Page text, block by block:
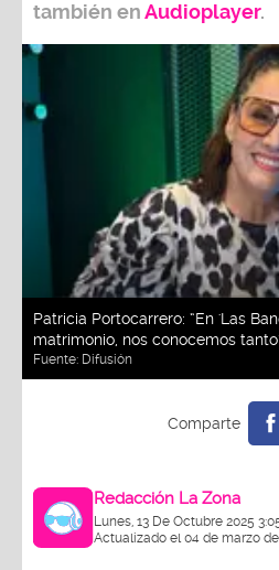
también enAudioplayer.
Patricia Portocarrero: “En 'Las
matrimonio, nos conocemos
Fuente: Difusión
Redacción La Zona
Lunes, 13 De Octubre 2025
Actualizado el 04 de marzo